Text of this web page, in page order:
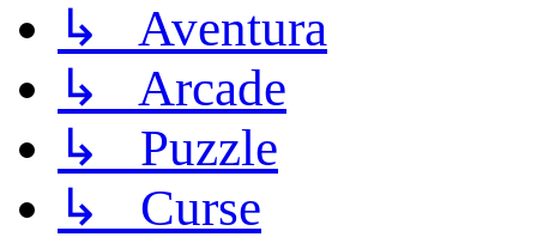
↳ Aventura
↳ Arcade
↳ Puzzle
↳ Curse